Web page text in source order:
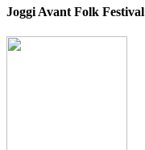
Joggi Avant Folk Festival